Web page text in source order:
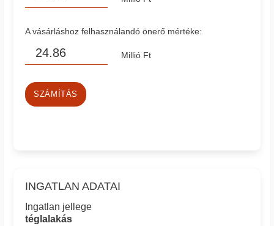
A vásárláshoz felhasználandó önerő mértéke:
Millió Ft
SZÁMÍTÁS
INGATLAN ADATAI
Ingatlan jellege
téglalakás